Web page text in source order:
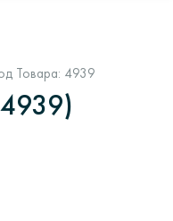
Товара: 4939